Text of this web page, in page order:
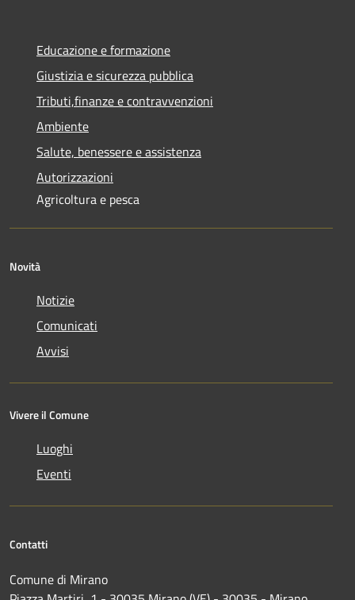
Educazione e formazione
Giustizia e sicurezza pubblica
Tributi,finanze e contravvenzioni
Ambiente
Salute, benessere e assistenza
Autorizzazioni
Agricoltura e pesca
Novità
Notizie
Comunicati
Avvisi
Vivere il Comune
Luoghi
Eventi
Contatti
Comune di Mirano